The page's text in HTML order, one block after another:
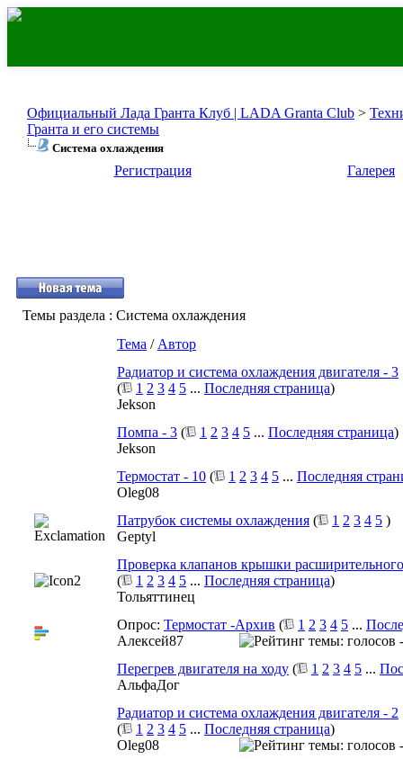
Официальный Лада Гранта Клуб | LADA Granta Club >
Гранта и его системы
Система охлаждения
Регистрация Галерея
Темы раздела : Система охлаждения
Тема / Автор
Радиатор и система охлаждения двигателя - 3
(
1 2 3 4 5 ... Последняя страница)
Jekson
Помпа - 3 ( 1 2 3 4 5 ... Последняя страница)
Jekson
Термостат - 10 ( 1 2 3 4 5 ... Последняя
Oleg08
Патрубок системы охлаждения ( 1 2 3 4 5 )
Geptyl
Проверка клапанов крышки
(
1 2 3 4 5 ... Последняя страница)
Тольяттинец
Опрос: Термостат -Архив ( 1 2 3 4 5 ...
Алексей87
Перегрев двигателя на ходу ( 1 2 3 4 5 ...
АльфаДог
Радиатор и система охлаждения двигателя - 2
(
1 2 3 4 5 ... Последняя страница)
Oleg08